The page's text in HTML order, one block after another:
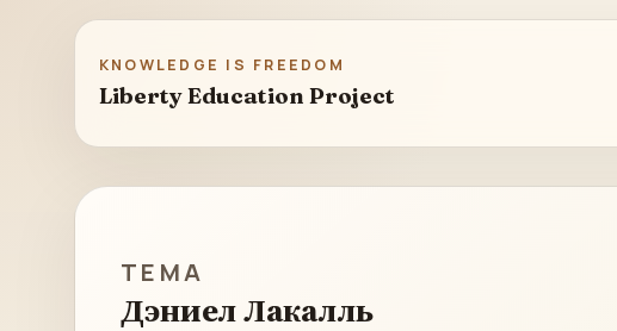
KNOWLEDGE IS FREEDOM
Liberty Education Project
ТЕМА
Дэниел Лакалль